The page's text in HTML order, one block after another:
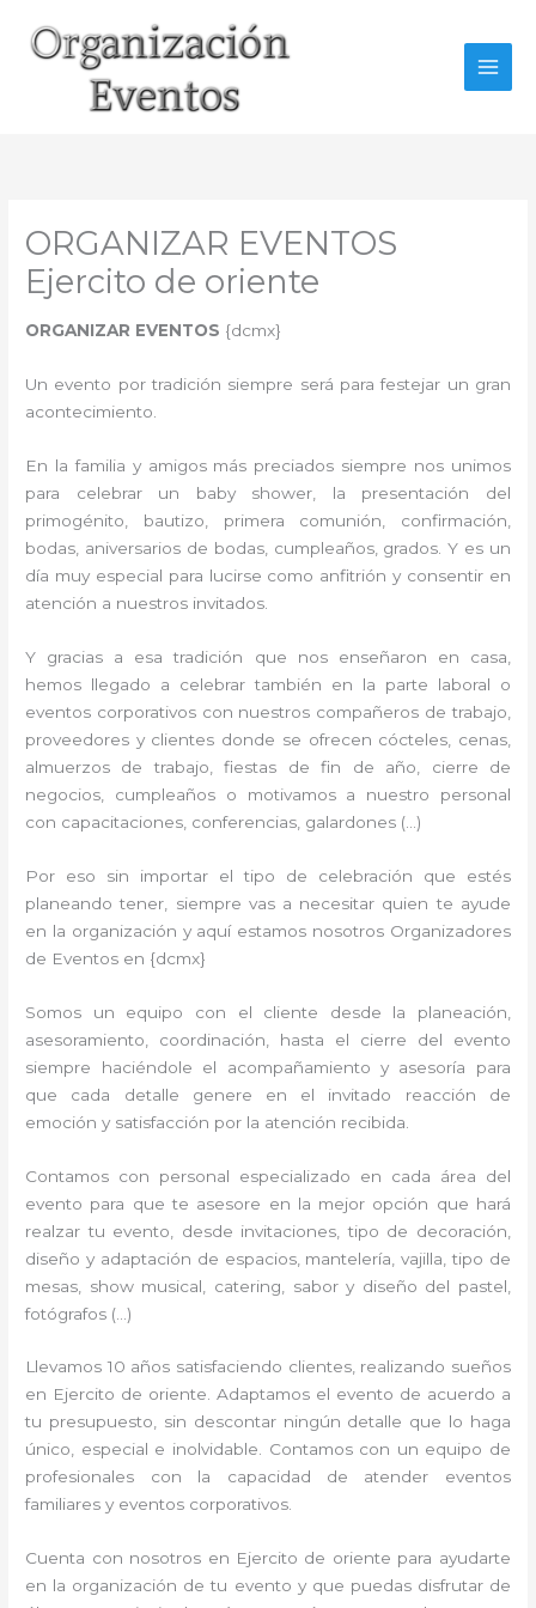
contenido
ORGANIZAR EVENTOS
Ejercito de oriente
ORGANIZAR EVENTOS {dcmx}
Un evento por tradición siempre será para festejar un gran
acontecimiento.
En la familia y amigos más preciados siempre nos unimos
para celebrar un baby shower, la presentación del
primogénito, bautizo, primera comunión, confirmación,
bodas, aniversarios de bodas, cumpleaños, grados. Y es un
día muy especial para lucirse como anfitrión y consentir en
atención a nuestros invitados.
Y gracias a esa tradición que nos enseñaron en casa,
hemos llegado a celebrar también en la parte laboral o
eventos corporativos con nuestros compañeros de trabajo,
proveedores y clientes donde se ofrecen cócteles, cenas,
almuerzos de trabajo, fiestas de fin de año, cierre de
negocios, cumpleaños o motivamos a nuestro personal
con capacitaciones, conferencias, galardones (…)
Por eso sin importar el tipo de celebración que estés
planeando tener, siempre vas a necesitar quien te ayude
en la organización y aquí estamos nosotros Organizadores
de Eventos en {dcmx}
Somos un equipo con el cliente desde la planeación,
asesoramiento, coordinación, hasta el cierre del evento
siempre haciéndole el acompañamiento y asesoría para
que cada detalle genere en el invitado reacción de
emoción y satisfacción por la atención recibida.
Contamos con personal especializado en cada área del
evento para que te asesore en la mejor opción que hará
realzar tu evento, desde invitaciones, tipo de decoración,
diseño y adaptación de espacios, mantelería, vajilla, tipo de
mesas, show musical, catering, sabor y diseño del pastel,
fotógrafos (…)
Llevamos 10 años satisfaciendo clientes, realizando sueños
en Ejercito de oriente. Adaptamos el evento de acuerdo a
tu presupuesto, sin descontar ningún detalle que lo haga
único, especial e inolvidable. Contamos con un equipo de
profesionales con la capacidad de atender eventos
familiares y eventos corporativos.
Cuenta con nosotros en Ejercito de oriente para ayudarte
en la organización de tu evento y que puedas disfrutar de